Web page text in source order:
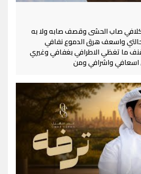
صاب الحشى وقصف صابه ولا به
واسعف هرق الدموع نفافي
ما تغظي الاطرافي بغفافي وغيري
اسعافي واشرافي ومن